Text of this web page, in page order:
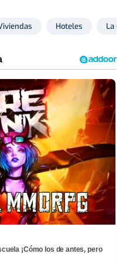
Hoteles La
¡Cómo los de antes, pero